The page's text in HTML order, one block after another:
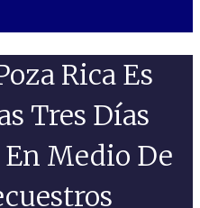
Rica Es
Tres Días
Medio De